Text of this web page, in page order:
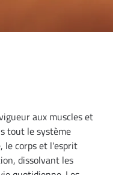
aux muscles et
tout le système
le corps et l'esprit
dissolvant les